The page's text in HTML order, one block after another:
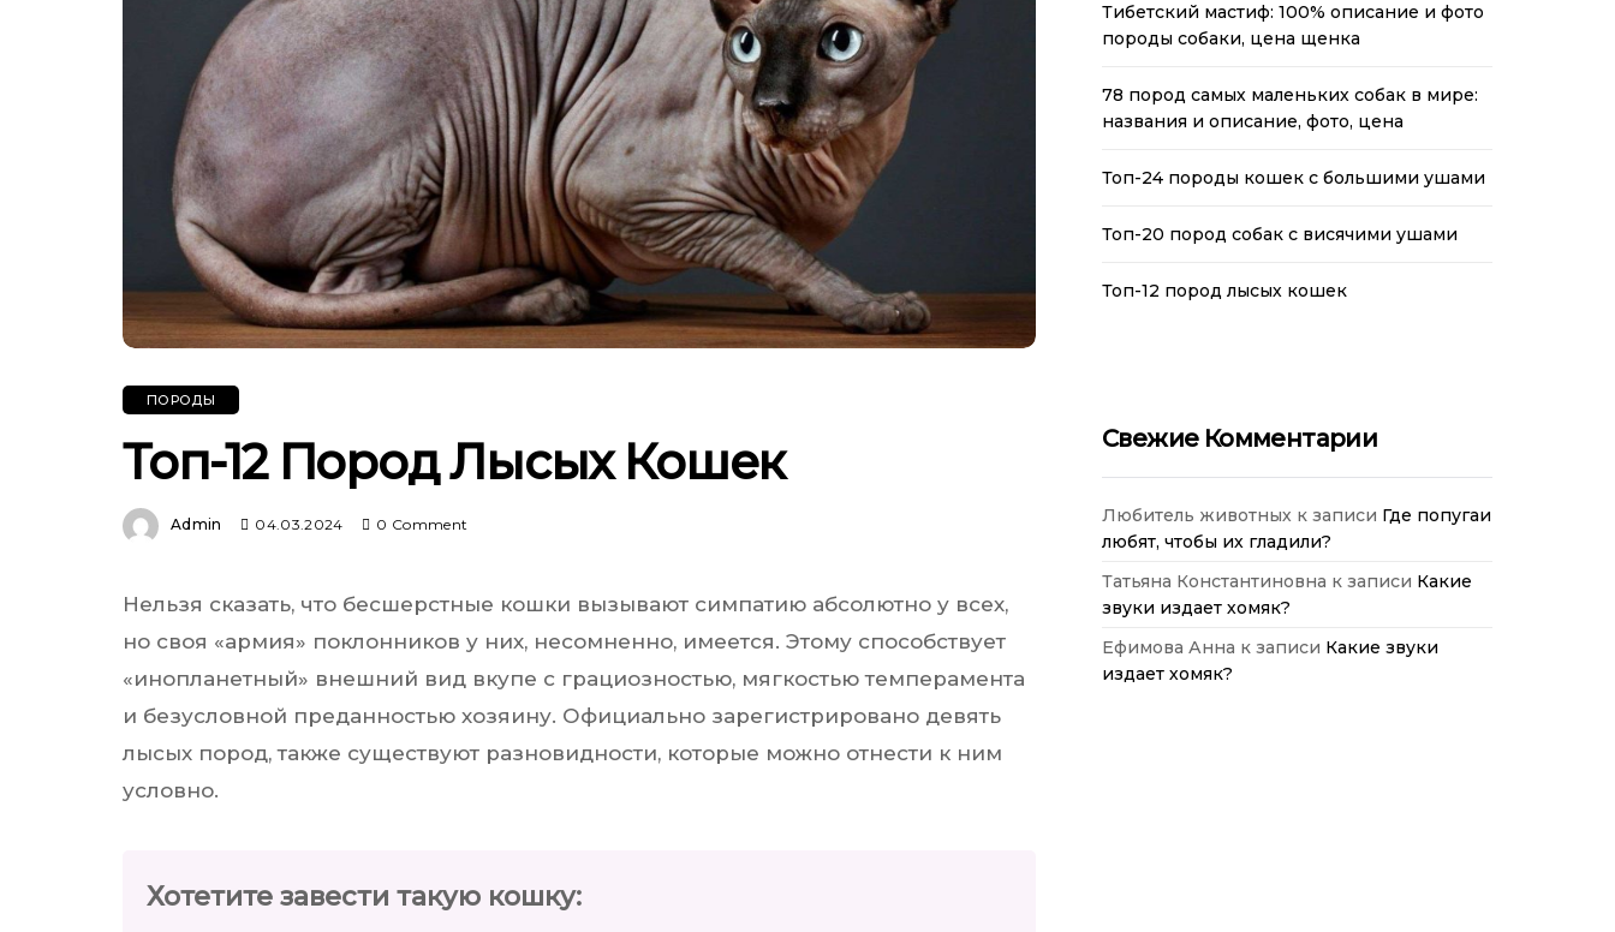
ПОРОДЫ
Топ-12 Пород Лысых Кошек
Admin 04.03.2024 0 Comment
Нельзя сказать, что бесшерстные кошки вызывают симпатию абсолютно у всех,
но своя «армия» поклонников у них, несомненно, имеется. Этому способствует
«инопланетный» внешний вид вкупе с грациозностью, мягкостью темперамента
и безусловной преданностью хозяину. Официально зарегистрировано девять
лысых пород, также существуют разновидности, которые можно отнести к ним
условно.
Хотетите завести такую кошку:
Тибетский мастиф: 100% описание и фото
породы собаки, цена щенка
78 пород самых маленьких собак в мире:
названия и описание, фото, цена
Топ-24 породы кошек с большими ушами
Топ-20 пород собак с висячими ушами
Топ-12 пород лысых кошек
Свежие Комментарии
Любитель животных к записи Где попугаи
любят, чтобы их гладили?
Татьяна Константиновна к записи Какие
звуки издает хомяк?
Ефимова Анна к записи Какие звуки
издает хомяк?